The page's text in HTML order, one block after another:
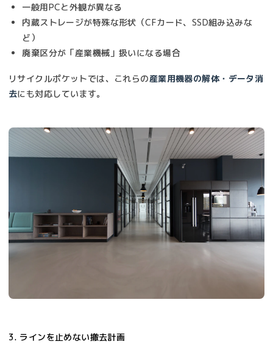
一般用PCと外観が異なる
内蔵ストレージが特殊な形状（CFカード、SSD組み込みな
ど）
廃棄区分が「産業機械」扱いになる場合
リサイクルポケットでは、これらの産業用機器の解体・データ消
去にも対応しています。
3. ラインを止めない撤去計画